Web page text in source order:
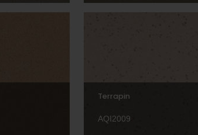
Terrapin
AQI2009